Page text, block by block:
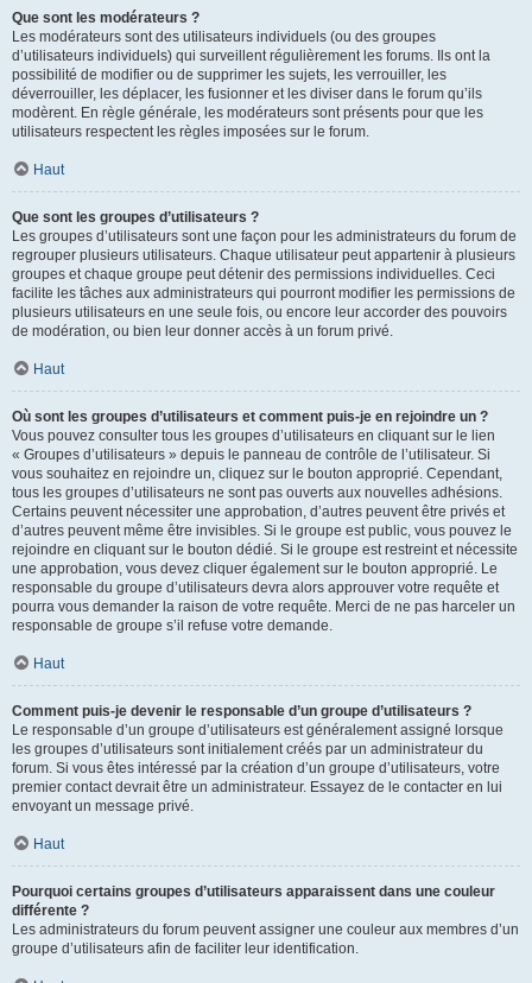
Que sont les modérateurs ?
Les modérateurs sont des utilisateurs individuels (ou des groupes
d’utilisateurs individuels) qui surveillent régulièrement les forums. Ils ont la
possibilité de modifier ou de supprimer les sujets, les verrouiller, les
déverrouiller, les déplacer, les fusionner et les diviser dans le forum qu’ils
modèrent. En règle générale, les modérateurs sont présents pour que les
utilisateurs respectent les règles imposées sur le forum.
Haut
Que sont les groupes d’utilisateurs ?
Les groupes d’utilisateurs sont une façon pour les administrateurs du forum de
regrouper plusieurs utilisateurs. Chaque utilisateur peut appartenir à plusieurs
groupes et chaque groupe peut détenir des permissions individuelles. Ceci
facilite les tâches aux administrateurs qui pourront modifier les permissions de
plusieurs utilisateurs en une seule fois, ou encore leur accorder des pouvoirs
de modération, ou bien leur donner accès à un forum privé.
Haut
Où sont les groupes d’utilisateurs et comment puis-je en rejoindre un ?
Vous pouvez consulter tous les groupes d’utilisateurs en cliquant sur le lien
« Groupes d’utilisateurs » depuis le panneau de contrôle de l’utilisateur. Si
vous souhaitez en rejoindre un, cliquez sur le bouton approprié. Cependant,
tous les groupes d’utilisateurs ne sont pas ouverts aux nouvelles adhésions.
Certains peuvent nécessiter une approbation, d’autres peuvent être privés et
d’autres peuvent même être invisibles. Si le groupe est public, vous pouvez le
rejoindre en cliquant sur le bouton dédié. Si le groupe est restreint et nécessite
une approbation, vous devez cliquer également sur le bouton approprié. Le
responsable du groupe d’utilisateurs devra alors approuver votre requête et
pourra vous demander la raison de votre requête. Merci de ne pas harceler un
responsable de groupe s’il refuse votre demande.
Haut
Comment puis-je devenir le responsable d’un groupe d’utilisateurs ?
Le responsable d’un groupe d’utilisateurs est généralement assigné lorsque
les groupes d’utilisateurs sont initialement créés par un administrateur du
forum. Si vous êtes intéressé par la création d’un groupe d’utilisateurs, votre
premier contact devrait être un administrateur. Essayez de le contacter en lui
envoyant un message privé.
Haut
Pourquoi certains groupes d’utilisateurs apparaissent dans une couleur
différente ?
Les administrateurs du forum peuvent assigner une couleur aux membres d’un
groupe d’utilisateurs afin de faciliter leur identification.